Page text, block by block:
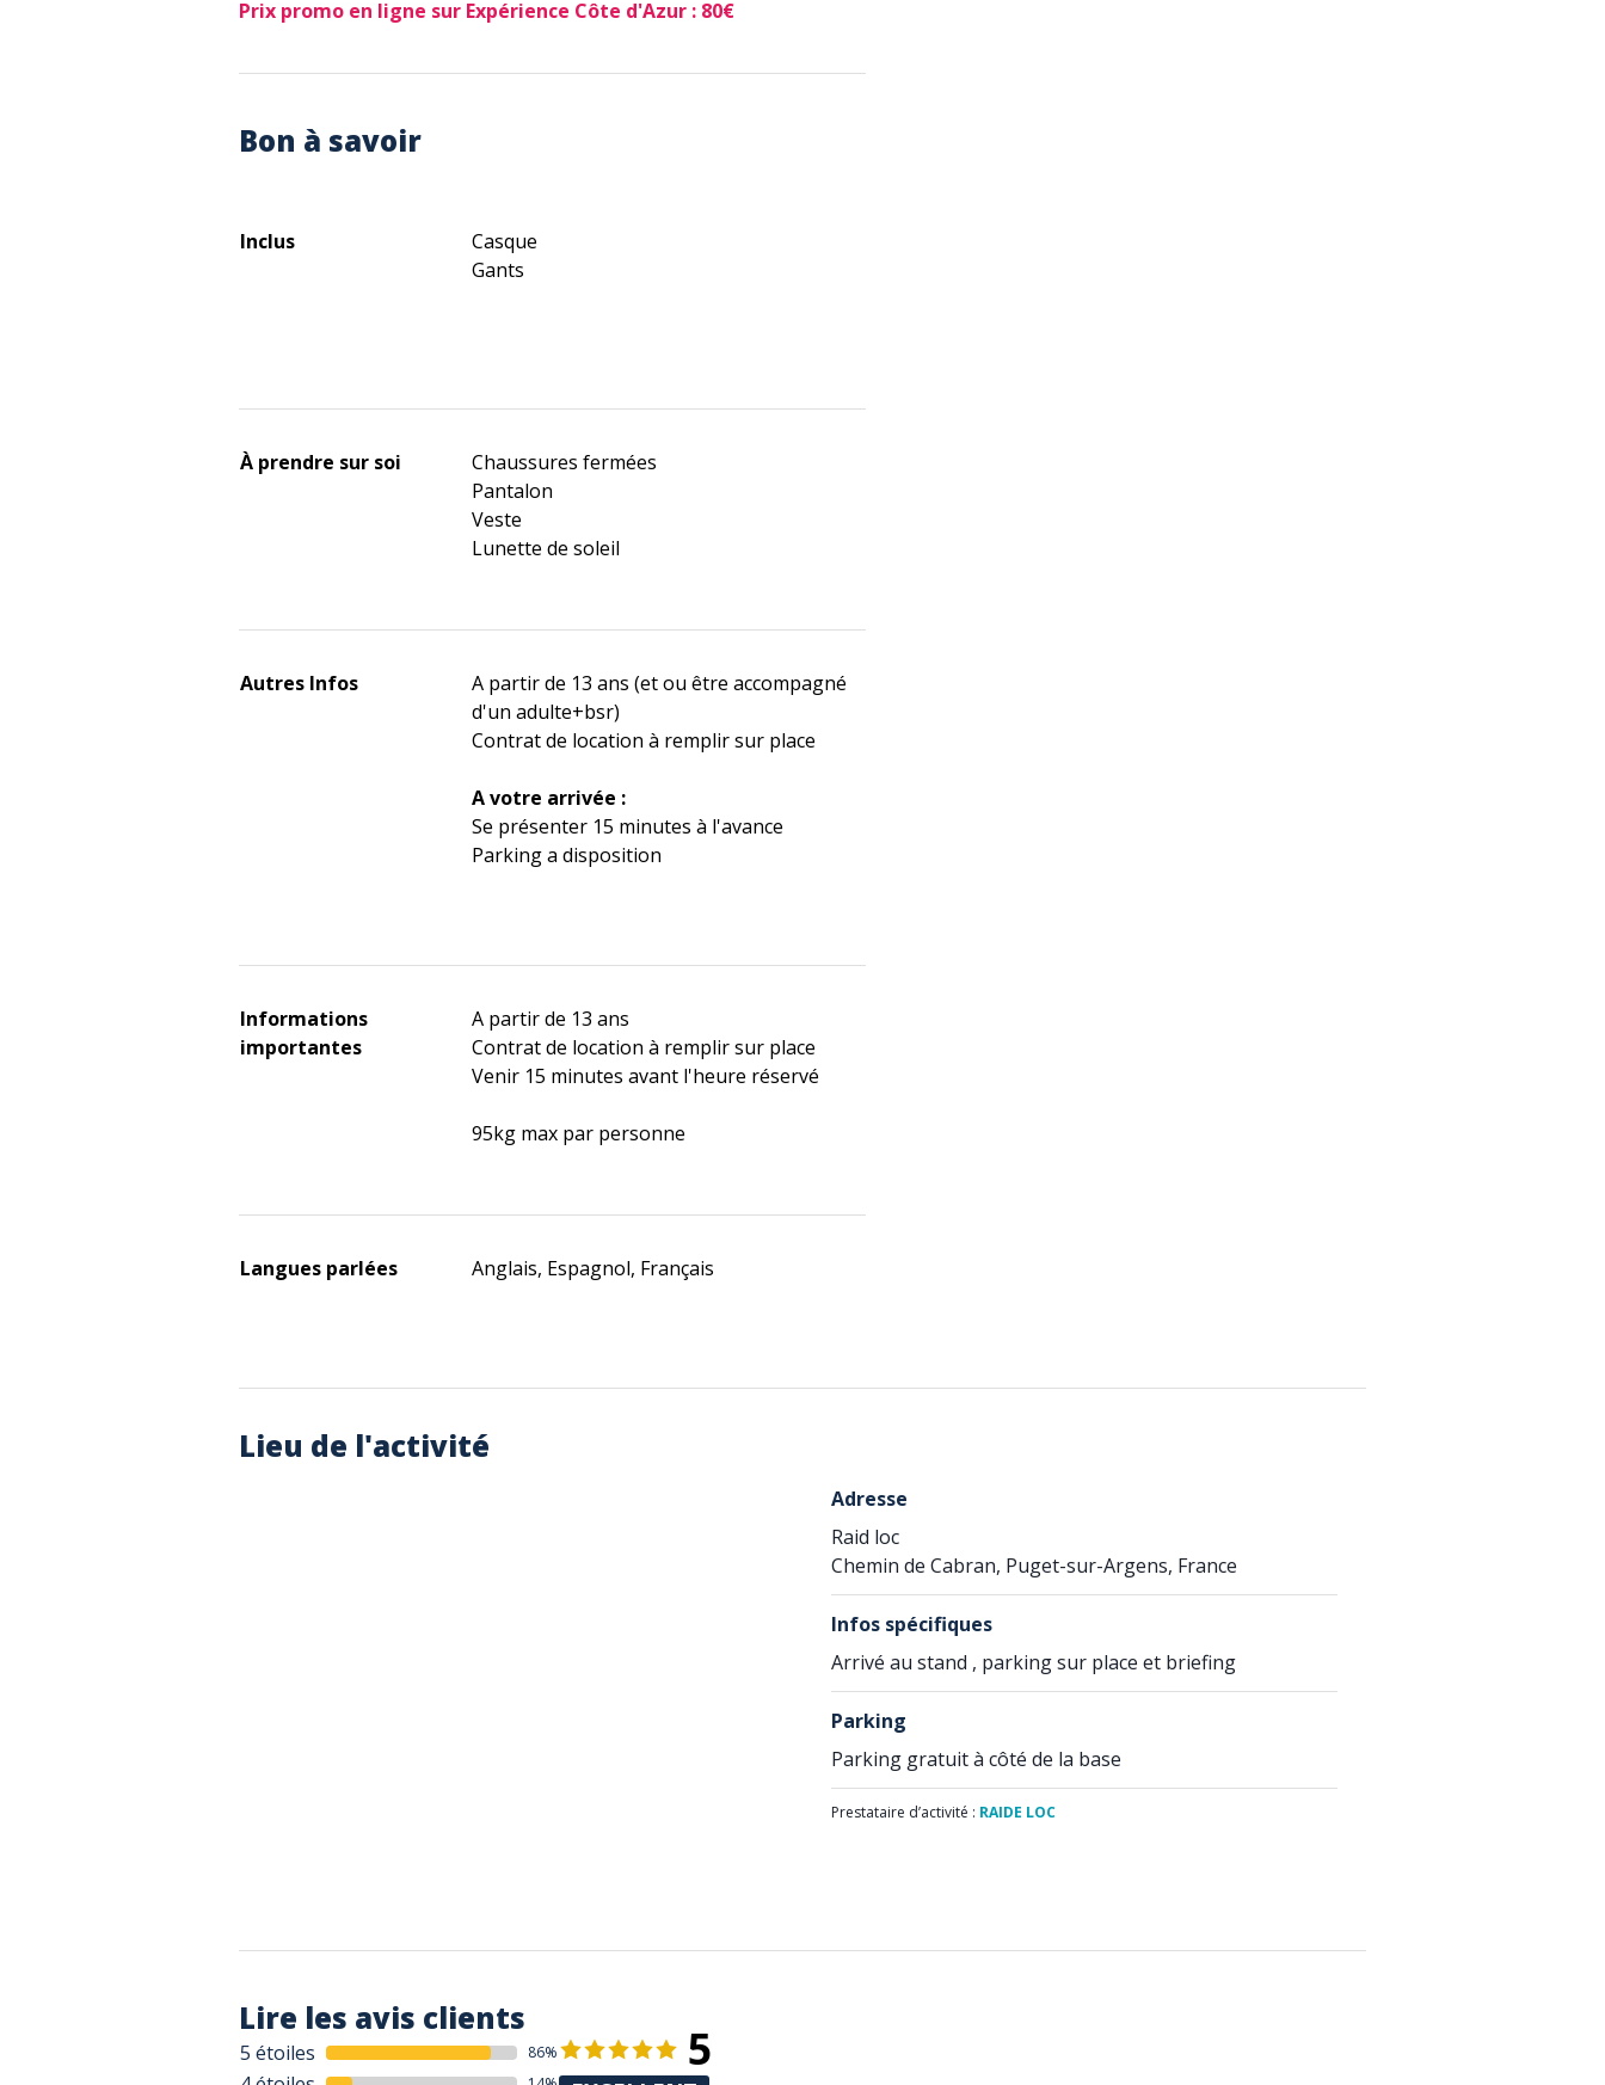
Prix promo en ligne sur Expérience Côte d'Azur : 80€
Bon à savoir
Inclus
Casque
Gants
À prendre sur soi
Chaussures fermées
Pantalon
Veste
Lunette de soleil
Autres Infos
A partir de 13 ans (et ou être accompagné
d'un adulte+bsr)
Contrat de location à remplir sur place
A votre arrivée :
Se présenter 15 minutes à l'avance
Parking a disposition
Informations
importantes
A partir de 13 ans
Contrat de location à remplir sur place
Venir 15 minutes avant l'heure réservé
95kg max par personne
Langues parlées Anglais, Espagnol, Français
Lieu de l'activité
Adresse
Raid loc
Chemin de Cabran, Puget-sur-Argens, France
Infos spécifiques
Arrivé au stand , parking sur place et briefing
Parking
Parking gratuit à côté de la base
Prestataire d’activité : RAIDE LOC
Lire les avis clients
5 étoiles 86% 5